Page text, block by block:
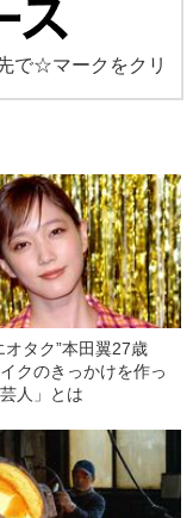
で☆マークをクリ
オタク”本田翼27歳
クのきっかけを作っ
人」とは